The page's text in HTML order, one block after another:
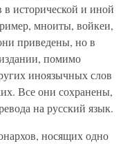
в исторической и иной
мноиты, войкеи,
приведены, но в
помимо
иноязычных слов
Все они сохранены,
на русский язык.
носящих одно